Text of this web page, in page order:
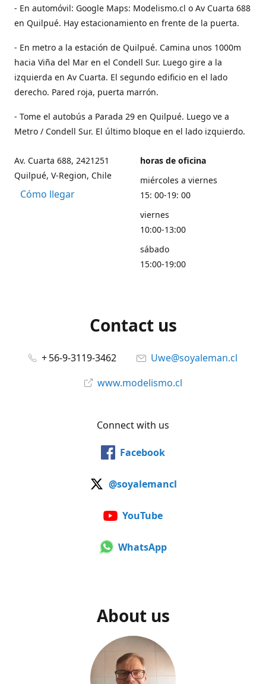
- En automóvil: Google Maps: Modelismo.cl o Av Cuarta 688
en Quilpué. Hay estacionamiento en frente de la puerta.
- En metro a la estación de Quilpué. Camina unos 1000m
hacia Viña del Mar en el Condell Sur. Luego gire a la
izquierda en Av Cuarta. El segundo edificio en el lado
derecho. Pared roja, puerta marrón.
- Tome el autobús a Parada 29 en Quilpué. Luego ve a
Metro / Condell Sur. El último bloque en el lado izquierdo.
Av. Cuarta 688, 2421251
Quilpué, V-Region, Chile
Cómo llegar
horas de oficina
miércoles a viernes
15: 00-19: 00
viernes
10:00-13:00
sábado
15:00-19:00
Contact us
+ 56-9-3119-3462
Uwe@soyaleman.cl
www.modelismo.cl
Connect with us
Facebook
@soyalemancl
YouTube
WhatsApp
About us